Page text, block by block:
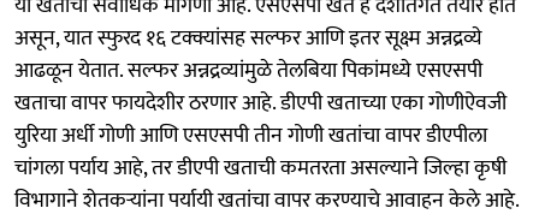
असून, यात स्फुरद १६ टक्क्यांसह सल्फर आणि इतर सूक्ष्म अन्नद्रव्ये
आढळून येतात. सल्फर अन्नद्रव्यांमुळे तेलबिया पिकांमध्ये एसएसपी
खताचा वापर फायदेशीर ठरणार आहे. डीएपी खताच्या एका गोणीऐवजी
युरिया अर्धी गोणी आणि एसएसपी तीन गोणी खतांचा वापर डीएपीला
चांगला पर्याय आहे, तर डीएपी खताची कमतरता असल्याने जिल्हा कृषी
विभागाने शेतकऱ्यांना पर्यायी खतांचा वापर करण्याचे आवाहन केले आहे.